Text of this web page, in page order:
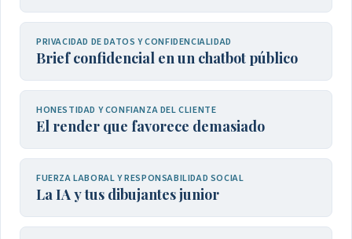
PRIVACIDAD DE DATOS Y CONFIDENCIALIDAD
Brief confidencial en un chatbot público
HONESTIDAD Y CONFIANZA DEL CLIENTE
El render que favorece demasiado
FUERZA LABORAL Y RESPONSABILIDAD SOCIAL
La IA y tus dibujantes junior